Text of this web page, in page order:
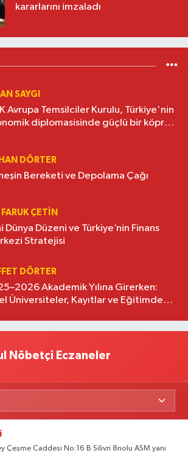
kararlarını imzaladı
SAYGI
Avrupa Temsilciler Kurulu, Türkiye'nin
diplomasisinde güçlü bir köprü
DÖRTER
Bereketi ve Depolama Çağı
FARUK ÇETİN
Dünya Düzeni ve Türkiye’nin Finans
Stratejisi
DÖRTER
Akademik Yılına Girerken:
Üniversiteler, Kayıtlar ve Eğitimde
Nöbetçi Eczaneler
Çeşme Caddesi No:16 B Silivri 8nolu ASM yanı